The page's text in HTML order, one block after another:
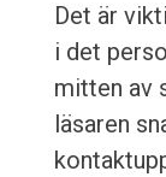
Det är
i det
mitten av
läsaren